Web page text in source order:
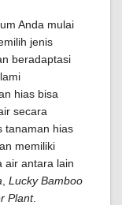
Anda mulai
jenis
beradaptasi
hias bisa
secara
tanaman hias
memiliki
air antara lain
Lucky Bamboo
Plant.